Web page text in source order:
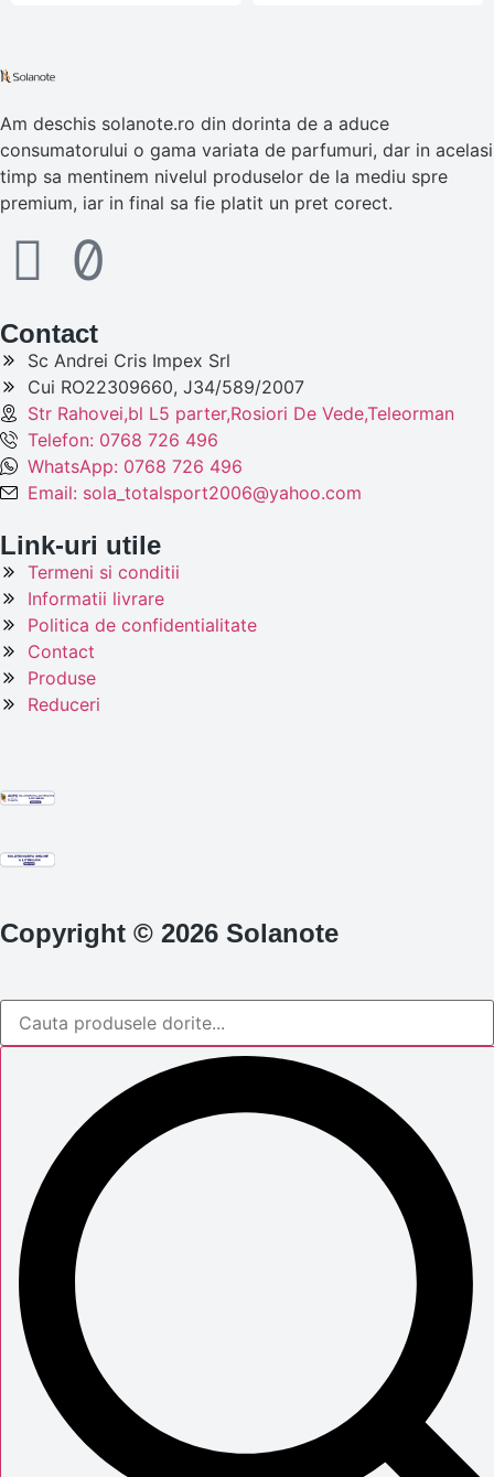
Am deschis solanote.ro din dorinta de a aduce
consumatorului o gama variata de parfumuri, dar in acelasi
timp sa mentinem nivelul produselor de la mediu spre
premium, iar in final sa fie platit un pret corect.
Contact
Sc Andrei Cris Impex Srl
Cui RO22309660, J34/589/2007
Str Rahovei,bl L5 parter,Rosiori De Vede,Teleorman
Telefon: 0768 726 496
WhatsApp: 0768 726 496
Email: sola_totalsport2006@yahoo.com
Link-uri utile
Termeni si conditii
Informatii livrare
Politica de confidentialitate
Contact
Produse
Reduceri
Copyright © 2026 Solanote